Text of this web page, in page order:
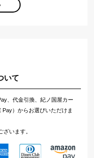
いて
、代金引換、紀ノ国屋カー
Pay）からお選びいただけま
います。